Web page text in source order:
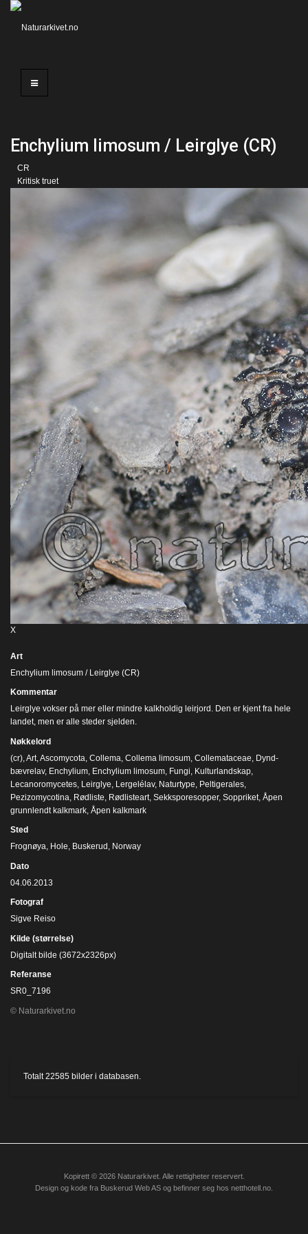
Enchylium limosum / Leirglye (CR)
CR
Kritisk truet
X
Art
Enchylium limosum / Leirglye (CR)
Kommentar
Leirglye vokser på mer eller mindre kalkholdig leirjord. Den er kjent fra hele
landet, men er alle steder sjelden.
Nøkkelord
(cr) Art Ascomycota Collema Collema limosum Collemataceae Dynd-
bævrelav, Enchylium Enchylium limosum Fungi Kulturlandskap
Lecanoromycetes Leirglye Lergelélav, Naturtype Peltigerales
Pezizomycotina Rødliste Rødlisteart Sekksporesopper, Soppriket Åpen
grunnlendt kalkmark Åpen kalkmark
Sted
Frognøya, Hole, Buskerud, Norway
Dato
04.06.2013
Fotograf
Sigve Reiso
Kilde (størrelse)
Digitalt bilde (3672x2326px)
Referanse
SR0_7196
© Naturarkivet.no
Totalt 22585 bilder i databasen.
Kopirett © 2026 Naturarkivet. Alle rettigheter reservert.
Design og kode fra Buskerud Web AS og befinner seg hos netthotell.no